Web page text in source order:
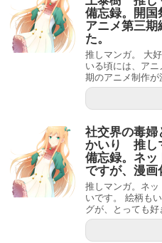
備忘録。開国
アニメ第三期
た。
推しマンガ。 大
いる頃には、ア
期のアニメ制作が
社交界の毒
かいり 推し
備忘録。ネッ
ですが、漫画
推しマンガ。ネッ
いです。 絵柄も
グが、とっても